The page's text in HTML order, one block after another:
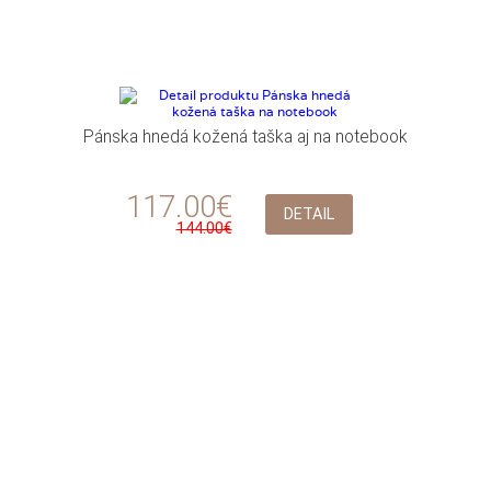
Pánska hnedá kožená taška aj na notebook
117.00€
144.00€
DETAIL